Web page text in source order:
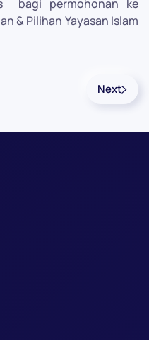
bagi permohonan ke
& Pilihan Yayasan Islam
Next